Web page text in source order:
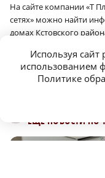
На сайте компании «Т
сетях» можно найти
домах Кстовского
Сообщить об ошибке
ЕЩЁ НОВОСТИ ПО
Суд обязал
управляющую
отремонтировать
систему отопления
Используя сайт
использованием
Политике